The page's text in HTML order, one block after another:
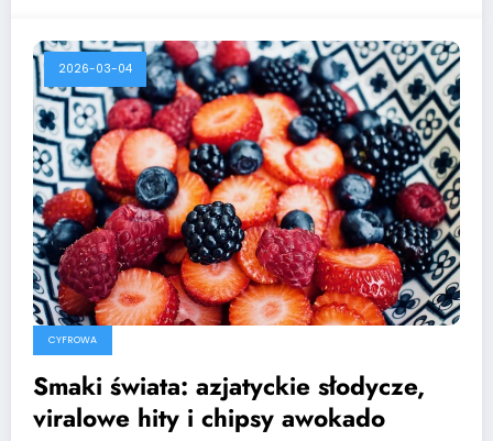
2026-03-04
CYFROWA
Smaki świata: azjatyckie słodycze,
viralowe hity i chipsy awokado